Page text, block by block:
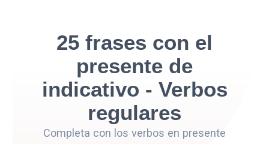
25 frases con el
presente de
indicativo - Verbos
regulares
Completa con los verbos en presente